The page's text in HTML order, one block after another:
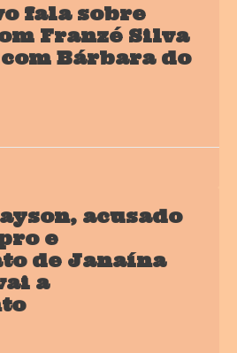
fala sobre
Franzé Silva
Bárbara do
acusado
e
de Janaína
a